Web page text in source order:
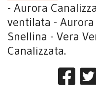
- Aurora
ventilata - Aurora
Snellina - Vera
Canalizzata.